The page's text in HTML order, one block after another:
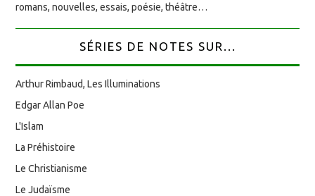
romans, nouvelles, essais, poésie, théâtre…
SÉRIES DE NOTES SUR...
Arthur Rimbaud, Les Illuminations
Edgar Allan Poe
L'Islam
La Préhistoire
Le Christianisme
Le Judaïsme